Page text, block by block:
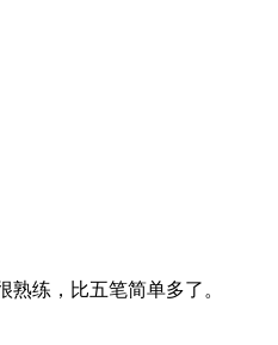
练，比五笔简单多了。